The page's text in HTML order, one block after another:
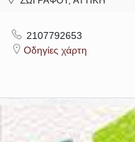
2107792653
Οδηγίες χάρτη